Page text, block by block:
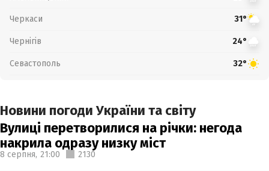
Черкаси 31°
Чернігів 24°
Севастополь 32°
Новини погоди України та світу
Вулиці перетворилися на річки: негода
накрила одразу низку міст
8 серпня, 21:00 2130